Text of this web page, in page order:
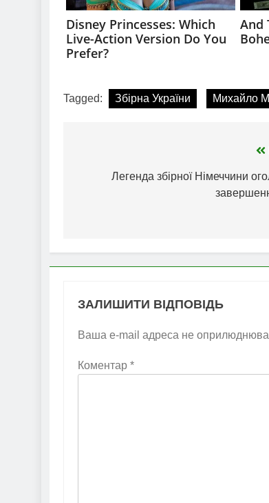
Tagged: Збірна України Михайло
записівЛегенда збірної Німеччини
ЗАЛИШИТИ ВІДПОВІДЬ
Ваша e-mail адреса не
Коментар *